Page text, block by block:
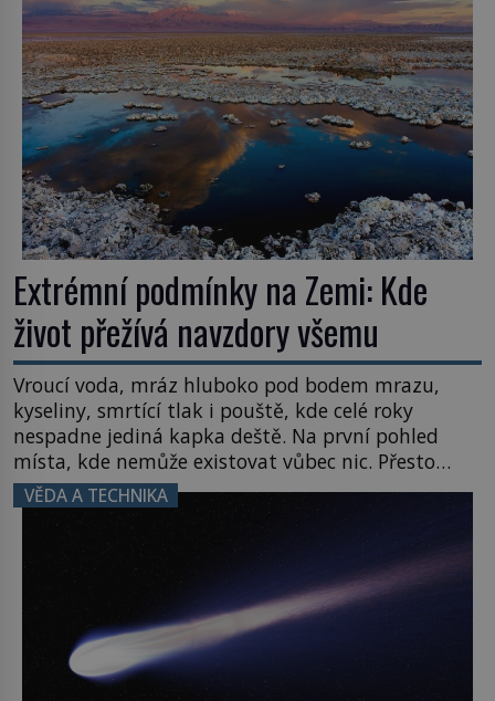
letního koupání. Stačí se však podívat […]
Extrémní podmínky na Zemi: Kde
život přežívá navzdory všemu
Vroucí voda, mráz hluboko pod bodem mrazu,
kyseliny, smrtící tlak i pouště, kde celé roky
nespadne jediná kapka deště. Na první pohled
místa, kde nemůže existovat vůbec nic. Přesto
právě tady vědci objevují organismy, které
posouvají hranice života. Každý nový nález mění
napovídá, kde bychom jednou […]
VĚDA A TECHNIKA